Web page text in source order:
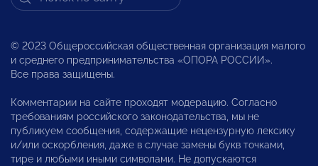
© 2023 Общероссийская общественная организация малого
и среднего предпринимательства «ОПОРА РОССИИ».
Все права защищены.
Комментарии на сайте проходят модерацию. Согласно
требованиям российского законодательства, мы не
публикуем сообщения, содержащие нецензурную лексику
и/или оскорбления, даже в случае замены букв точками,
тире и любыми иными символами. Не допускаются